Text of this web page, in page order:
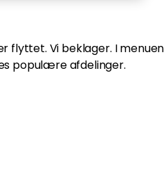
flyttet. Vi beklager. I menuen
populære afdelinger.